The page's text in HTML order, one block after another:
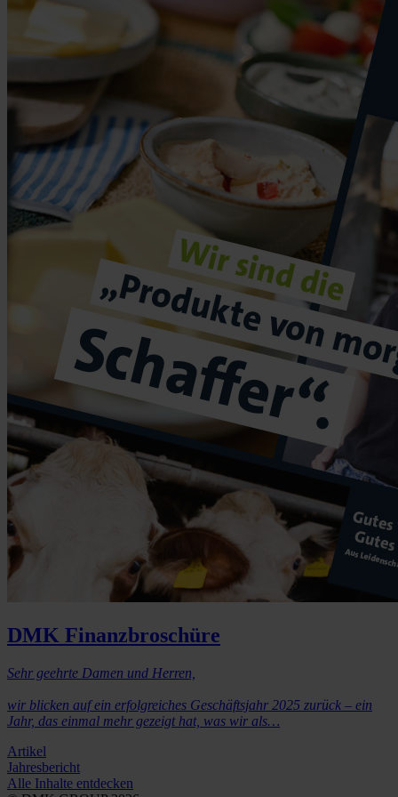
DMK Finanzbroschüre
Sehr geehrte Damen und Herren,
wir blicken auf ein erfolgreiches Geschäftsjahr 2025 zurück – ein
Jahr, das einmal mehr gezeigt hat, was wir als…
Artikel
Jahresbericht
Alle Inhalte entdecken